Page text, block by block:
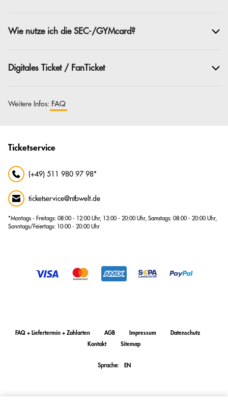
Wie nutze ich die SEC-/GYMcard?
Digitales Ticket / FanTicket
Weitere Infos: FAQ
Ticketservice
(+49) 511 980 97 98*
ticketservice@ntbwelt.de
*Montags - Freitags: 08:00 - 12:00 Uhr, 13:00 - 20:00 Uhr, Samstags: 08:00 - 20:00 Uhr,
Sonntags/Feiertags: 10:00 - 20:00 Uhr
FAQ + Liefertermin + Zahlarten AGB Impressum
Datenschutz
Kontakt
Sitemap
Sprache: EN